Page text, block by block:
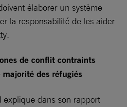
élaborer un système
la responsabilité de les aider
de conflit contraints
des réfugiés
explique dans son rapport